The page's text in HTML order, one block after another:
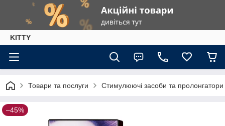
KITTY
Товари та послуги Стимулюючі засоби та пролонгатори
–45%